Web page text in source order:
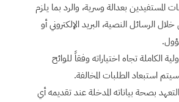
المستفيدين بعدالة وسرية، والرد بما يلزم
الرسائل النصية، البريد الإلكتروني أو
الكاملة تجاه اختياراته وفقاً للوائح
استبعاد الطلبات المخالفة.
بصحة بياناته المدخلة عند تقديمه أي